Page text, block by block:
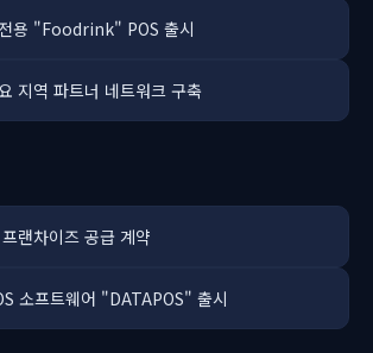
용 "Foodrink" POS 출시
지역 파트너 네트워크 구축
랜차이즈 공급 계약
소프트웨어 "DATAPOS" 출시